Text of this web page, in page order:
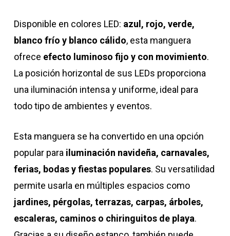
Disponible en colores LED: azul, rojo, verde,
blanco frío y blanco cálido, esta manguera
ofrece efecto luminoso fijo y con movimiento.
La posición horizontal de sus LEDs proporciona
una iluminación intensa y uniforme, ideal para
todo tipo de ambientes y eventos.
Esta manguera se ha convertido en una opción
popular para iluminación navideña, carnavales,
ferias, bodas y fiestas populares. Su versatilidad
permite usarla en múltiples espacios como
jardines, pérgolas, terrazas, carpas, árboles,
escaleras, caminos o chiringuitos de playa.